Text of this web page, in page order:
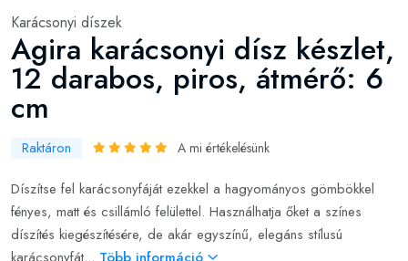
Karácsonyi díszek
Agira karácsonyi dísz készlet,
12 darabos, piros, átmérő: 6
cm
Raktáron A mi értékelésünk
Díszítse fel karácsonyfáját ezekkel a hagyományos gömbökkel
fényes, matt és csillámló felülettel. Használhatja őket a színes
díszítés kiegészítésére, de akár egyszínű, elegáns stílusú